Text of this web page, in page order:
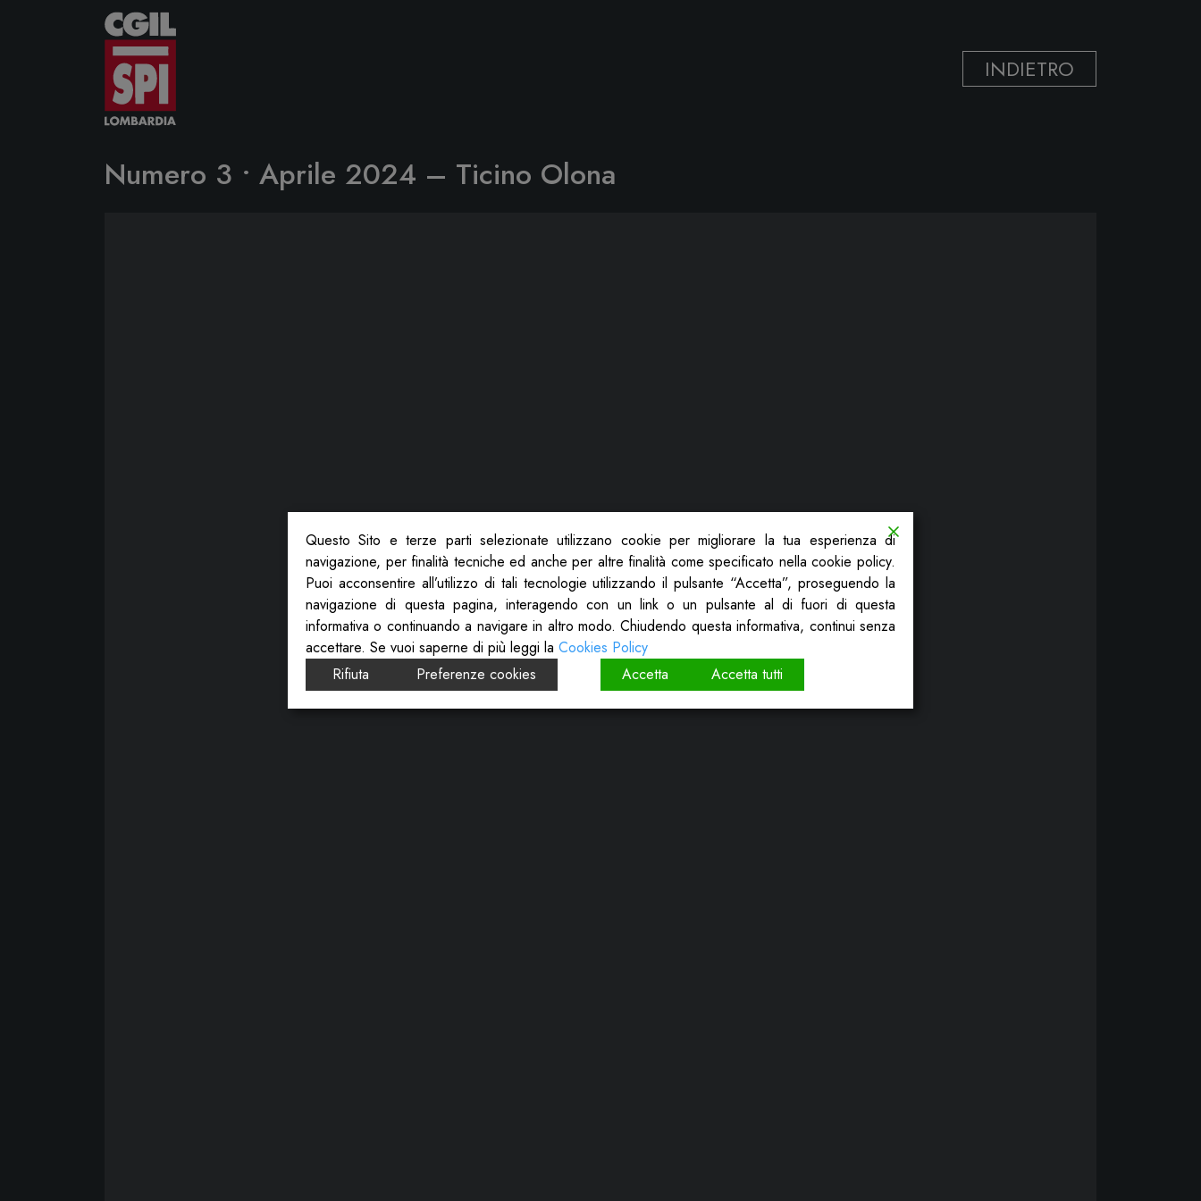
Vai al contenuto
INDIETRO
Numero 3 • Aprile 2024 – Ticino Olona
Questo Sito e terze parti selezionate utilizzano cookie per migliorare la tua esperienza di
navigazione, per finalità tecniche ed anche per altre finalità come specificato nella cookie policy.
Puoi acconsentire all’utilizzo di tali tecnologie utilizzando il pulsante “Accetta”, proseguendo la
navigazione di questa pagina, interagendo con un link o un pulsante al di fuori di questa
informativa o continuando a navigare in altro modo. Chiudendo questa informativa, continui senza
accettare. Se vuoi saperne di più leggi la Cookies Policy
Rifiuta
Preferenze cookies Accetta Accetta tutti